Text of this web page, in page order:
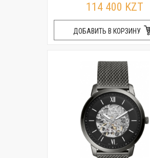
114 400 KZT
ДОБАВИТЬ В КОРЗИНУ